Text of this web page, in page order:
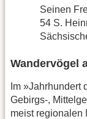
Seinen
54 S.
Wandervögel
Im »Jahrhundert
Gebirgs-,
meist regionalen